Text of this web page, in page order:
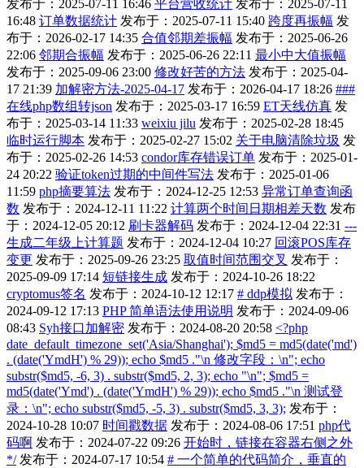
发布于：2025-07-11 16:46 平台营收统计 发布于：2025-07-11
16:48 订单数据统计 发布于：2025-07-11 15:40 跨度再振幅 发
布于：2026-02-17 14:35 合值邻期差振幅 发布于：2025-06-26
22:06 邻期合振幅 发布于：2025-06-26 22:11 最小中大值振幅
发布于：2025-09-06 23:00 修改好苦的方法 发布于：2025-04-
17 21:39 加解密方法-2025-04-17 发布于：2026-04-17 18:26 ###
在线php数组转json 发布于：2025-03-17 16:59 ET天线仿真 发
布于：2025-03-14 11:33 weixiu jilu 发布于：2025-02-28 18:45
临时运行脚本 发布于：2025-02-27 15:02 关于电脑清除垃圾 发
布于：2025-02-26 14:53 condor库存错误订单 发布于：2025-01-
24 20:22 验证token过期的中间件写法 发布于：2025-01-06
11:59 php摘要算法 发布于：2024-12-25 12:53 异常订单查询函
数 发布于：2024-12-11 11:22 计算两个时间日期相差天数 发布
于：2024-12-05 20:12 刷卡器解码 发布于：2024-12-04 22:31 ---
生成二年级上计算题 发布于：2024-12-04 10:27 回滚POS库存
变更 发布于：2025-09-26 23:25 取值时间范围交叉 发布于：
2025-09-09 17:14 短链接生成 发布于：2024-10-26 18:22
cryptomus签名 发布于：2024-10-12 12:17 # ddp模拟 发布于：
2024-09-12 17:13 PHP 简单语法使用说明 发布于：2024-09-06
08:43 Syh接口加解密 发布于：2024-08-20 20:58 <?php
date_default_timezone_set('Asia/Shanghai'); $md5 = md5(date('md')
. (date('YmdH') % 29)); echo $md5 ."\n 修改字段：\n"; echo
substr($md5, -6, 3) . substr($md5, 2, 3); echo "\n"; $md5 =
md5(date('Ymd') . (date('YmdH') % 29)); echo $md5 ."\n 测试登
录：\n"; echo substr($md5, -5, 3) . substr($md5, 3, 3); 发布于：
2024-10-28 10:07 时间戳数据 发布于：2024-08-06 17:51 php代
码啊 发布于：2024-07-22 09:26 开始时，链接在容器右侧之外
*/ 发布于：2024-07-17 10:54 # 一个简单的代码简介，垂直的